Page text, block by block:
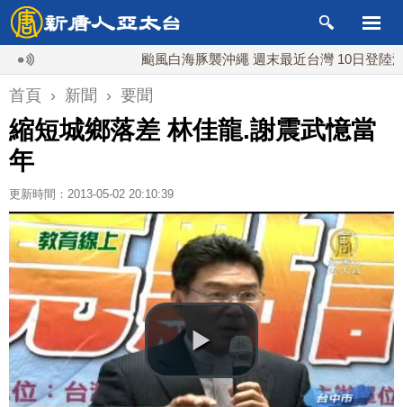
颱風白海豚襲沖繩 週末最近台灣 10日登陸浙江
首頁 › 新聞 › 要聞
縮短城鄉落差 林佳龍.謝震武憶當
年
更新時間：2013-05-02 20:10:39